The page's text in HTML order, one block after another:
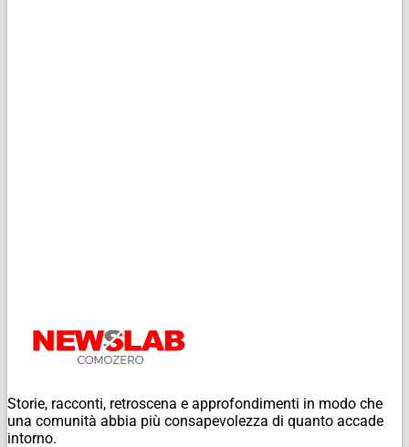
Storie, racconti, retroscena e approfondimenti in modo che
una comunità abbia più consapevolezza di quanto accade
intorno.